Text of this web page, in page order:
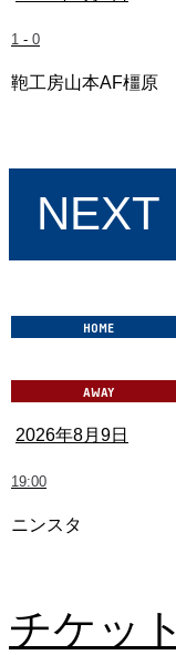
1 - 0
鞄工房山本AF橿原
NEXT
2026年8月9日
19:00
ニンスタ
チケッ